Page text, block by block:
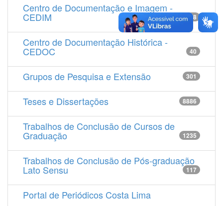
Centro de Documentação e Imagem -
CEDIM 14538
Centro de Documentação Histórica -
CEDOC 40
Grupos de Pesquisa e Extensão 301
Teses e Dissertações 8886
Trabalhos de Conclusão de Cursos de
Graduação 1235
Trabalhos de Conclusão de Pós-graduação
Lato Sensu 117
Portal de Periódicos Costa Lima